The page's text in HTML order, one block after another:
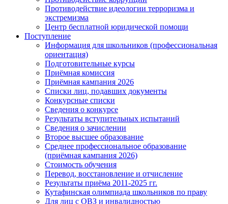
Противодействие идеологии терроризма и
экстремизма
Центр бесплатной юридической помощи
Поступление
Информация для школьников (профессиональная
ориентация)
Подготовительные курсы
Приёмная комиссия
Приёмная кампания 2026
Списки лиц, подавших документы
Конкурсные списки
Сведения о конкурсе
Результаты вступительных испытаний
Сведения о зачислении
Второе высшее образование
Среднее профессиональное образование
(приёмная кампания 2026)
Стоимость обучения
Перевод, восстановление и отчисление
Результаты приёма 2011-2025 гг.
Кутафинская олимпиада школьников по праву
Для лиц с ОВЗ и инвалидностью